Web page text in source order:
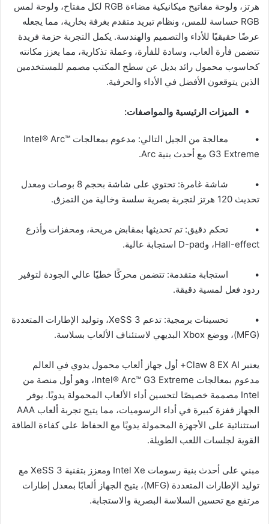
هرتز، ولوحة مفاتيح ميكانيكية مضاءة RGB لكل مفتاح، ولوحة لمس
RGB حساسة للمس، ونظام تبريد متقدم بغرفة بخارية، مما يجعله
عرضًا حقيقيًا للأداء والتصميم والهندسة. يكمل التجربة حزمة فريدة
تتضمن فأرة ألعاب، وسادة للفأرة، وعملة تذكارية، مما يعزز مكانته
كحاسوب محمول رائد بديل عن سطح المكتب مصمم للمستخدمين
الذين يتوقعون الأفضل في الأداء والحرفية.
الميزات الرئيسية والمواصفات:
• معالجة من الجيل التالي: مدعوم بمعالجات Intel® Arc™
G3 Extreme مع أحدث بنية Arc.
• شاشة غامرة: تحتوي على شاشة بحجم 8 بوصات ومعدل
تحديث 120 هرتز لتجربة بصرية سلسة وخالية من التمزق.
• تحكم دقيق: تم تحديثها بمقابض مريحة، ومحفزات وأذرع
Hall-effect، وD-pad استجابة عالية.
• استجابة متقدمة: تتضمن محركًا خطيًا عالي الجودة لتوفير
ردود فعل لمسية دقيقة.
• تحسينات برمجية: تدعم XeSS 3، وتوليد الإطارات المتعددة
(MFG)، ووضع Xbox البديهي لاستئناف الألعاب بسلاسة.
يعتبر Claw 8 EX AI+ أول جهاز ألعاب محمول يدوي في العالم
مدعوم بمعالجات Intel® Arc™ G3 Extreme، وهو أول منصة من
Intel مصممة خصيصًا لتحسين أداء الألعاب المحمولة يدويًا. يوفر
الجهاز قفزة كبيرة في أداء الرسوميات، مما يتيح تجربة ألعاب AAA
استثنائية على الأجهزة المحمولة يدويًا مع الحفاظ على كفاءة الطاقة
القوية لجلسات اللعب الطويلة.
مبني على أحدث بنية رسومات Intel Xe ومعزز بتقنية XeSS 3 مع
توليد الإطارات المتعددة (MFG)، يتيح الجهاز ألعابًا بمعدل إطارات
مرتفع مع تحسين السلاسة البصرية والاستجابة.